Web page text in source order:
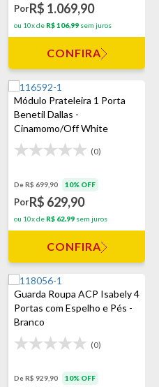
PorR$ 1.069,90
ou 10x de R$ 106,99 sem juros
CONFIRA
Módulo Prateleira 1 Porta
Benetil Dallas -
Cinamomo/Off White
(0)
De R$ 699,90 10% OFF
PorR$ 629,90
ou 10x de R$ 62,99 sem juros
CONFIRA
Guarda Roupa ACP Isabely 4
Portas com Espelho e Pés -
Branco
(0)
De R$ 929,90 10% OFF